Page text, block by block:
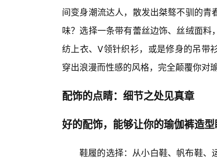
间变身潮流达人，散发出桀骜不驯的
味？选择一条带有蕾丝边饰、丝绒面
纺上衣、V领针织衫，或是修身的吊带
穿出浪漫而性感的风格，完全颠覆你对
配饰的点睛：细节之处见真章
好的配饰，能够让你的瑜伽裤造
鞋履的选择：从小白鞋、帆布鞋、